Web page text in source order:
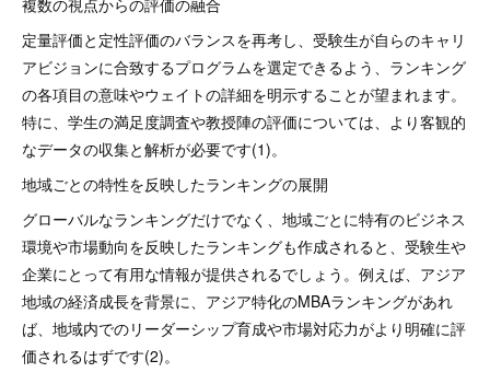
複数の視点からの評価の融合
定量評価と定性評価のバランスを再考し、受験生が自らのキャリ
アビジョンに合致するプログラムを選定できるよう、ランキング
の各項目の意味やウェイトの詳細を明示することが望まれます。
特に、学生の満足度調査や教授陣の評価については、より客観的
なデータの収集と解析が必要です(1)。
地域ごとの特性を反映したランキングの展開
グローバルなランキングだけでなく、地域ごとに特有のビジネス
環境や市場動向を反映したランキングも作成されると、受験生や
企業にとって有用な情報が提供されるでしょう。例えば、アジア
地域の経済成長を背景に、アジア特化のMBAランキングがあれ
ば、地域内でのリーダーシップ育成や市場対応力がより明確に評
価されるはずです(2)。